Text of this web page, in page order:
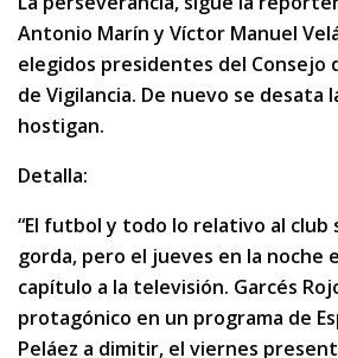
Antonio Marín y Víctor Manuel
elegidos presidentes del Consejo
de Vigilancia. De nuevo se desata
hostigan.
Detalla:
“El futbol y todo lo relativo al club
gorda, pero el jueves en la noche
capítulo a la televisión. Garcés
protagónico en un programa de
Peláez a dimitir, el viernes